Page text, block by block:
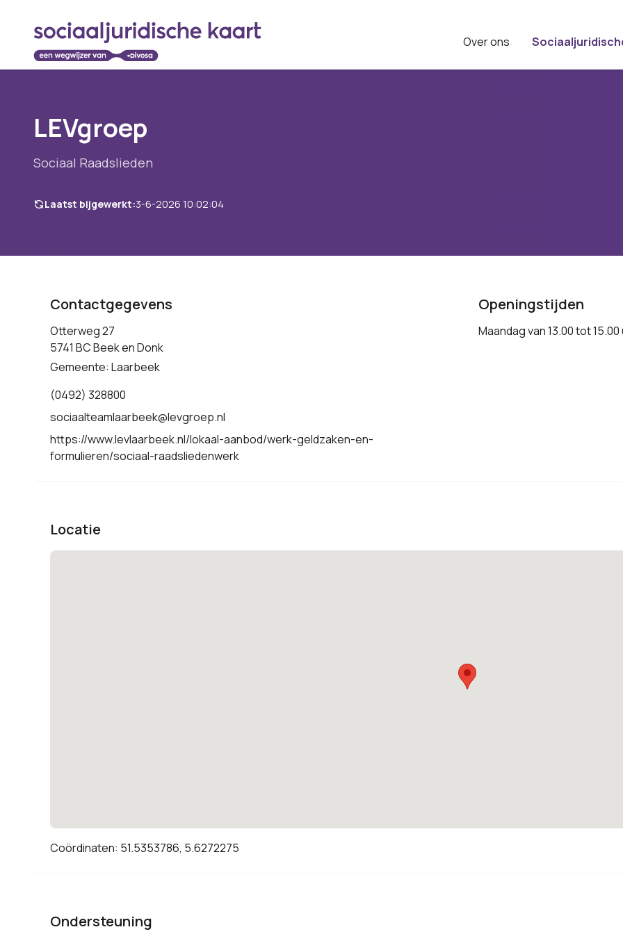
Over ons
LEVgroep
Sociaal Raadslieden
Laatst bijgewerkt:3-6-2026 10:02:04
Contactgegevens
Otterweg 27
5741 BC Beek en Donk
Gemeente: Laarbeek
(0492) 328800
sociaalteamlaarbeek@levgroep.nl
https://www.levlaarbeek.nl/lokaal-aanbod/werk-geldzaken-en-
formulieren/sociaal-raadsliedenwerk
Openingstijden
Maandag van 13.00 tot 15.00
Locatie
Coördinaten: 51.5353786, 5.6272275
Ondersteuning